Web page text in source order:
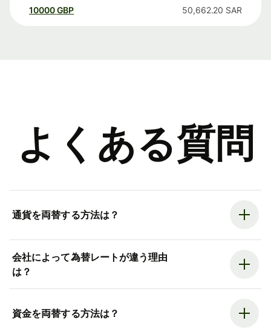
10000 GBP 50,662.20 SAR
よくある質問
通貨を両替する方法は？
会社によって為替レートが違う理由
は？
資金を両替する方法は？